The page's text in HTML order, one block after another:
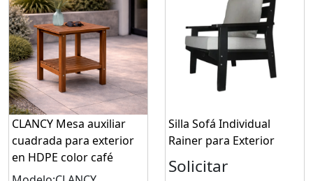
CLANCY Mesa auxiliar
cuadrada para exterior
en HDPE color café
Silla Sofá Individual
Rainer para Exterior
Solicitar